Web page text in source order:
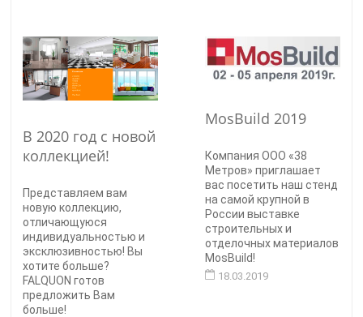
В 2020 год с новой
коллекцией!
Представляем вам
новую коллекцию,
отличающуюся
индивидуальностью и
эксклюзивностью! Вы
хотите больше?
FALQUON готов
предложить Вам
больше!
MosBuild 2019
Компания ООО «38
Метров» приглашает
вас посетить наш стенд
на самой крупной в
России выставке
строительных и
отделочных материалов
MosBuild!
18.03.2019